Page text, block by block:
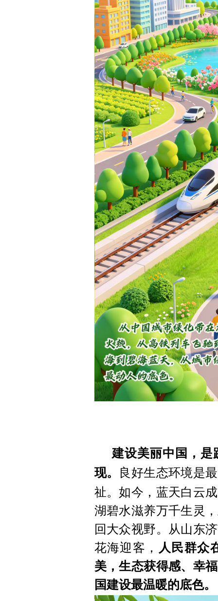
建设美丽中国，
现。
良好生态环境是
祉。如今，蓝天白云
湖碧水滋养万千生灵
回大众视野。从山东
花海迎客，
人民群众
美，生态获得感、幸
国建设最温暖的底色。